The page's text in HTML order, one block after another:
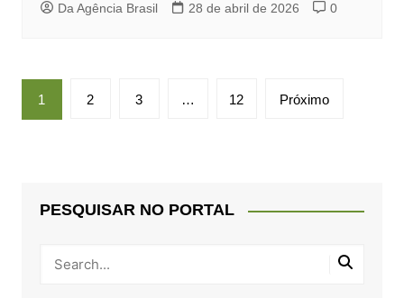
Da Agência Brasil 28 de abril de 2026 0
Paginação
de
1 2 3 … 12 Próximo
PESQUISAR NO PORTAL